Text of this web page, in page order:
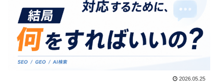
2026.05.25